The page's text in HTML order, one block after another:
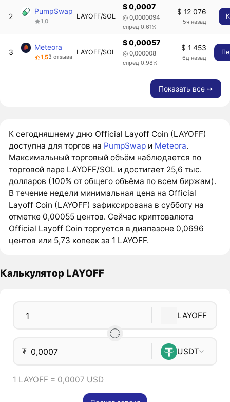
2
PumpSwap
1,0
LAYOFF/SOL
$ 0,0007
◎ 0,0000094
спред 0.61%
$ 12 076
5ч назад
3
Meteora
1,53 отзыва
LAYOFF/SOL
$ 0,00057
◎ 0,000008
спред 0.98%
$ 1 453
6д назад
Показать все ➙
К сегодняшнему дню Official Layoff Coin (LAYOFF)
доступна для торгов на PumpSwap и Meteora.
Максимальный торговый объём наблюдается по
торговой паре LAYOFF/SOL и достигает 25,6 тыс.
долларов (100% от общего объёма по всем биржам).
В течение недели минимальная цена на Official
Layoff Coin (LAYOFF) зафиксирована в субботу на
отметке 0,00055 центов. Сейчас криптовалюта
Official Layoff Coin торгуется в диапазоне 0,0696
центов или 5,73 копеек за 1 LAYOFF.
Калькулятор LAYOFF
LAYOFF
₮ USDT
1 LAYOFF = 0,0007 USD